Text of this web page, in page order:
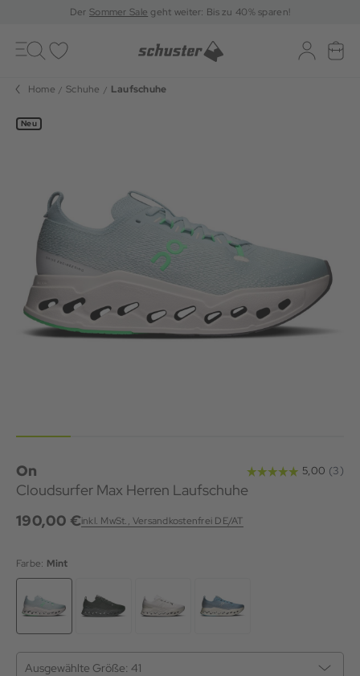
DerSommer Sale geht weiter: Bis zu 40% sparen!
Toggle
navigation
Neu
Home Schuhe Laufschuhe
On
Cloudsurfer Max Herren Laufschuhe
190,00 €inkl. MwSt., Versandkostenfrei DE/AT
Farbe: Mint
Ausgewählte Größe: 41